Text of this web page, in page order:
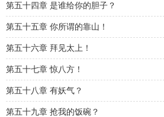
第五十四章 是谁给你的胆子？
第五十五章 你所谓的靠山！
第五十六章 拜见太上！
第五十七章 惊八方！
第五十八章 有妖气？
第五十九章 抢我的饭碗？